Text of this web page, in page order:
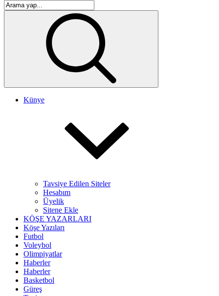
Künye
Tavsiye Edilen Siteler
Hesabım
Üyelik
Sitene Ekle
KÖŞE YAZARLARI
Köşe Yazıları
Futbol
Voleybol
Olimpiyatlar
Haberler
Haberler
Basketbol
Güreş